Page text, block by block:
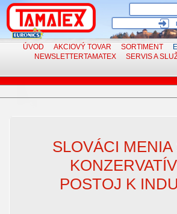
ÚVOD AKCIOVÝ TOVAR SORTIMENT
NEWSLETTERTAMATEX SERVISA
SLOVÁCI MENIA
POSTOJ K